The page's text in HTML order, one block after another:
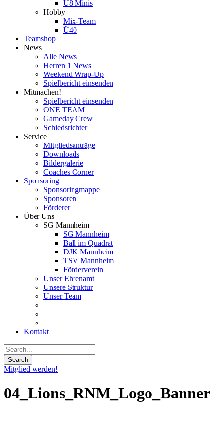
U8 Minis
Hobby
Mix-Team
Ü40
Teamshop
News
Alle News
Herren 1 News
Weekend Wrap-Up
Spielbericht einsenden
Mitmachen!
Spielbericht einsenden
ONE TEAM
Gameday Crew
Schiedsrichter
Service
Mitgliedsanträge
Downloads
Bildergalerie
Coaches Corner
Sponsoring
Sponsoringmappe
Sponsoren
Förderer
Über Uns
SG Mannheim
SG Mannheim
Ball im Quadrat
DJK Mannheim
TSV Mannheim
Förderverein
Unser Ehrenamt
Unsere Struktur
Unser Team
Kontakt
Mitglied werden!
04_Lions_RNM_Logo_Banner